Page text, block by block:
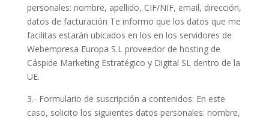
personales: nombre, apellido, CIF/NIF, email, dirección,
datos de facturación Te informo que los datos que me
facilitas estarán ubicados en los en los servidores de
Webempresa Europa S.L proveedor de hosting de
Cáspide Marketing Estratégico y Digital SL dentro de la
UE.
3.- Formulario de suscripción a contenidos: En este
caso, solicito los siguientes datos personales: nombre,